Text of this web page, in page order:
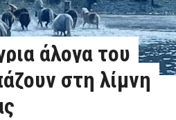
άλογα του
στη λίμνη